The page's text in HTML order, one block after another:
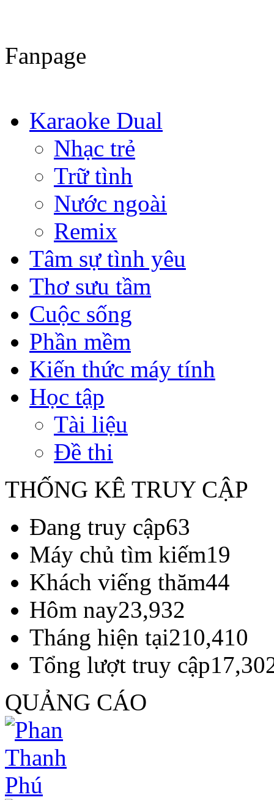
Fanpage
Karaoke Dual
Nhạc trẻ
Trữ tình
Nước ngoài
Remix
Tâm sự tình yêu
Thơ sưu tầm
Cuộc sống
Phần mềm
Kiến thức máy tính
Học tập
Tài liệu
Đề thi
THỐNG KÊ TRUY CẬP
Đang truy cập63
Máy chủ tìm kiếm19
Khách viếng thăm44
Hôm nay23,932
Tháng hiện tại210,410
Tổng lượt truy cập
QUẢNG CÁO